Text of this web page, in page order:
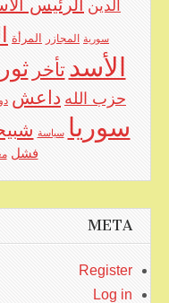
الدين الرئيس
سورية المجازر المرأة
الأسد تأخر
حزب الله داعش
سوريا سياسة
فشل
META
Register
Log in